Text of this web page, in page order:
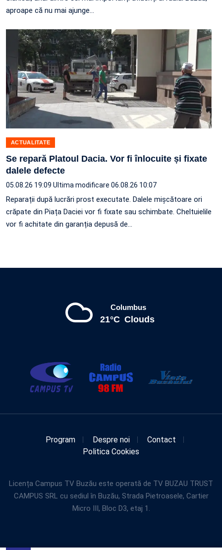
aproape că nu mai ajunge…
ACTUALITATE
Se repară Platoul Dacia. Vor fi înlocuite și fixate
dalele defecte
05.08.26 19:09 Ultima modificare 06.08.26 10:07
Reparații după lucrări prost executate. Dalele mișcătoare ori
crăpate din Piața Daciei vor fi fixate sau schimbate. Cheltuielile
vor fi achitate din garanția depusă de…
Columbus
21°C Clouds
Program Despre noi
Contact
Politica Cookies
Licența Campus TV Buzău este operată de TV BUZAU TRUST
CAMPUS SRL cu sediul în Buzău, Strada Pietroasele, Cartier
Micro III, Bloc D3, etaj 1.